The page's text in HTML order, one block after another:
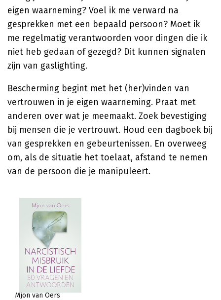
eigen waarneming? Voel ik me verward na
gesprekken met een bepaald persoon? Moet ik
me regelmatig verantwoorden voor dingen die ik
niet heb gedaan of gezegd? Dit kunnen signalen
zijn van gaslighting.
Bescherming begint met het (her)vinden van
vertrouwen in je eigen waarneming. Praat met
anderen over wat je meemaakt. Zoek bevestiging
bij mensen die je vertrouwt. Houd een dagboek bij
van gesprekken en gebeurtenissen. En overweeg
om, als de situatie het toelaat, afstand te nemen
van de persoon die je manipuleert.
Mjon van Oers